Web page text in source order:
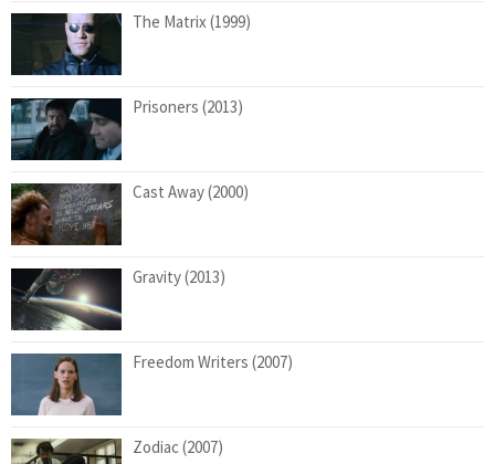
The Matrix (1999)
Prisoners (2013)
Cast Away (2000)
Gravity (2013)
Freedom Writers (2007)
Zodiac (2007)